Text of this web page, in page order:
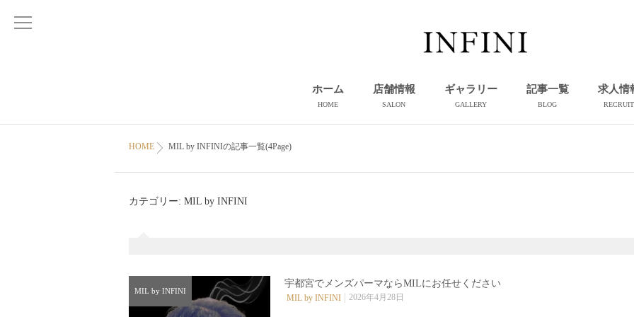
ホーム
HOME
店舗情報
SALON
ギャラリー
GALLERY
記事一覧
BLOG
求人情
RECRUIT
HOME MIL by INFINIの記事一覧(4Page)
カテゴリー: MIL by INFINI
MIL by INFINI
宇都宮でメンズパーマならMILにお任せください️
MIL by INFINI 2026年4月28日